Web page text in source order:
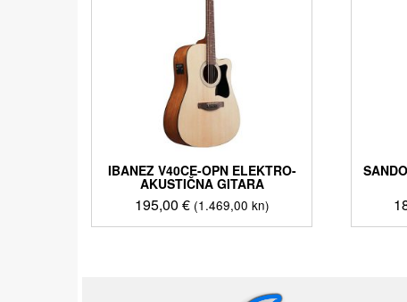
IBANEZ V40CE-OPN ELEKTRO-
AKUSTIČNA GITARA
195,00 € (1.469,00 kn)